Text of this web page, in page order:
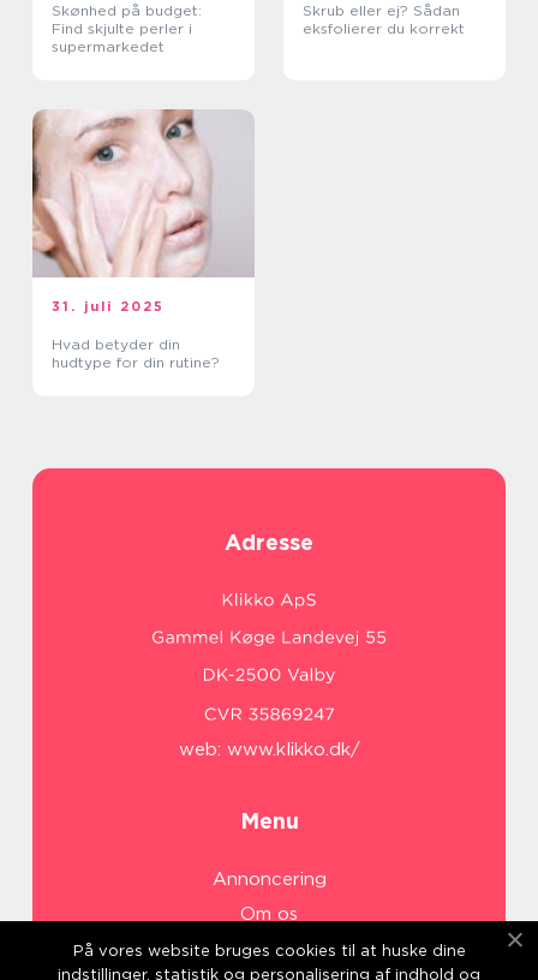
Skønhed på budget:
Find skjulte perler i
supermarkedet
Skrub eller ej? Sådan
eksfolierer du korrekt
31. juli 2025
Hvad betyder din
hudtype for din rutine?
Adresse
web: www.klikko.dk/
Menu
Annoncering
Om os
Cookies
På vores website bruges cookies til at huske dine
indstillinger, statistik og personalisering af indhold og